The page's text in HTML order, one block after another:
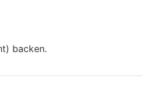
backen.